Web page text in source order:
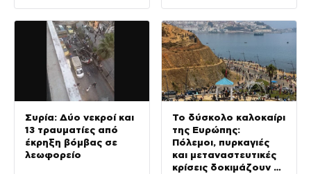
Συρία: Δύο νεκροί και
13 τραυματίες από
έκρηξη βόμβας σε
λεωφορείο
Το δύσκολο καλοκαίρι
της Ευρώπης:
Πόλεμοι, πυρκαγιές
και μεταναστευτικές
κρίσεις δοκιμάζουν τη